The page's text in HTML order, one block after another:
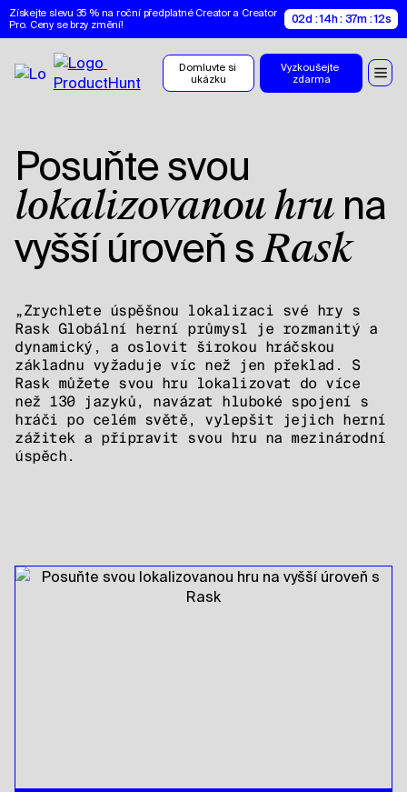
Získejte slevu 35 % na roční předplatné Creator a Creator
Pro. Ceny se brzy změní!
02d : 14h : 37m : 11s
Domluvte si
ukázku
Vyzkoušejte
zdarma
Posuňte svou
lokalizovanou hru na
vyšší úroveň s Rask
„Zrychlete úspěšnou lokalizaci své hry s
Rask Globální herní průmysl je rozmanitý a
dynamický, a oslovit širokou hráčskou
základnu vyžaduje víc než jen překlad. S
Rask můžete svou hru lokalizovat do více
než 130 jazyků, navázat hluboké spojení s
hráči po celém světě, vylepšit jejich herní
zážitek a připravit svou hru na mezinárodní
úspěch.